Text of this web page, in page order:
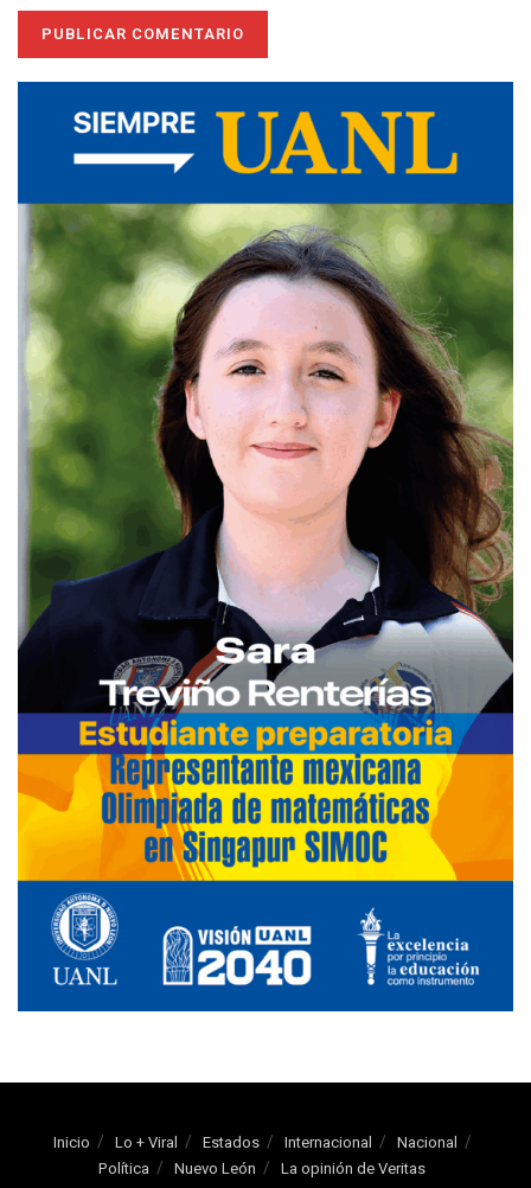
Inicio Lo + Viral Estados Internacional
Nacional
Política
Nuevo León La opinión de Veritas